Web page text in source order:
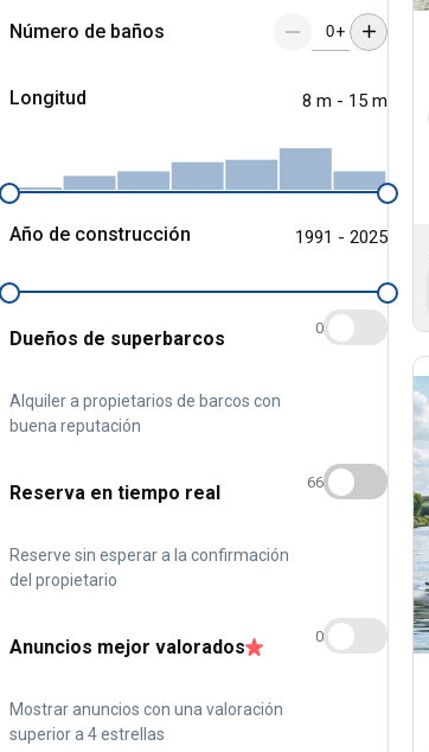
Número de baños +
Longitud 8 m - 15 m
Año de construcción 1991 - 2025
Dueños de superbarcos
Alquiler a propietarios de barcos con
buena reputación
0
Reserva en tiempo real
Reserve sin esperar a la confirmación
del propietario
66
Anuncios mejor valorados
Mostrar anuncios con una valoración
superior a 4 estrellas
0